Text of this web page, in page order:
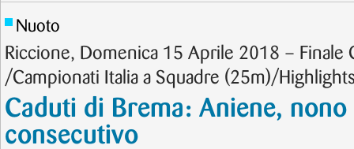
Nuoto
Riccione, Domenica 15 Aprile 2018 – Finale
/Campionati Italia a Squadre (25m)/
Caduti di Brema: Aniene,
consecutivo